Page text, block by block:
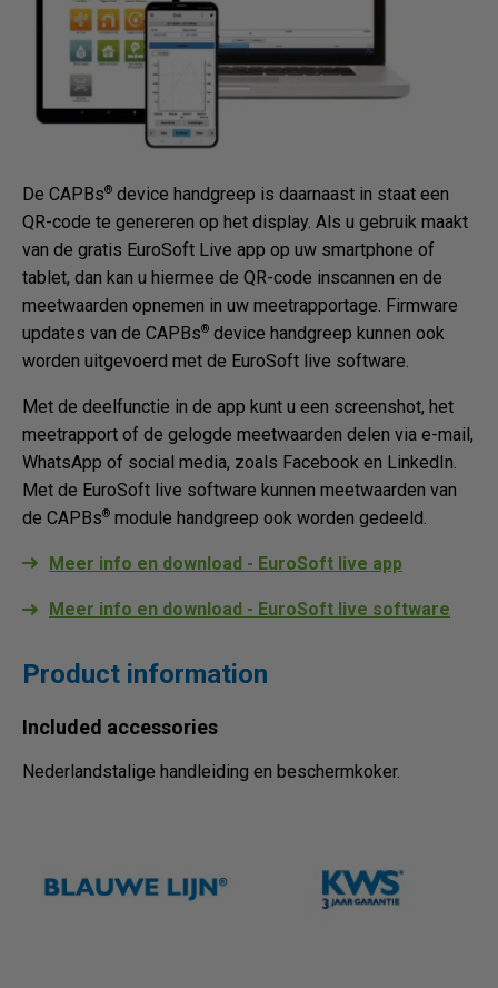
De CAPBs® device handgreep is daarnaast in staat een
QR-code te genereren op het display. Als u gebruik maakt
van de gratis EuroSoft Live app op uw smartphone of
tablet, dan kan u hiermee de QR-code inscannen en de
meetwaarden opnemen in uw meetrapportage. Firmware
updates van de CAPBs® device handgreep kunnen ook
worden uitgevoerd met de EuroSoft live software.
Met de deelfunctie in de app kunt u een screenshot, het
meetrapport of de gelogde meetwaarden delen via e-mail,
WhatsApp of social media, zoals Facebook en LinkedIn.
Met de EuroSoft live software kunnen meetwaarden van
de CAPBs® module handgreep ook worden gedeeld.
Meer info en download - EuroSoft live app
Meer info en download - EuroSoft live software
Product information
Included accessories
Nederlandstalige handleiding en beschermkoker.